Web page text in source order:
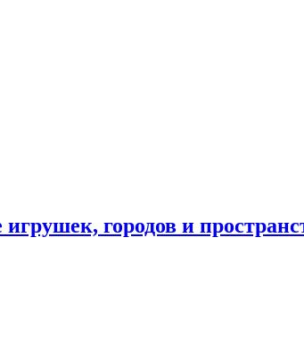
городов и